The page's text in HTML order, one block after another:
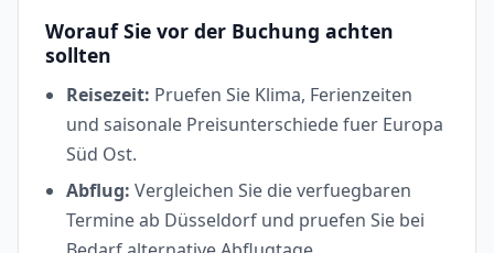
Worauf Sie vor der Buchung achten
sollten
Reisezeit: Pruefen Sie Klima, Ferienzeiten
und saisonale Preisunterschiede fuer Europa
Süd Ost.
Abflug: Vergleichen Sie die verfuegbaren
Termine ab Düsseldorf und pruefen Sie bei